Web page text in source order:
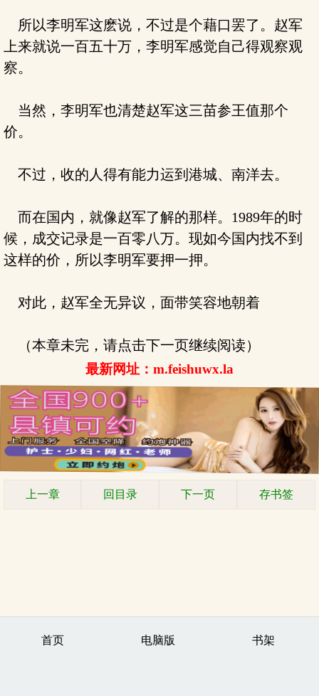
所以李明军这麽说，不过是个藉口罢了。赵军
上来就说一百五十万，李明军感觉自己得观察观
察。
当然，李明军也清楚赵军这三苗参王值那个
价。
不过，收的人得有能力运到港城、南洋去。
而在国内，就像赵军了解的那样。1989年的时
候，成交记录是一百零八万。现如今国内找不到
这样的价，所以李明军要押一押。
对此，赵军全无异议，面带笑容地朝着
（本章未完，请点击下一页继续阅读）
最新网址：m.feishuwx.la
上一章 回目录 下一页 存书签
首页 电脑版 书架